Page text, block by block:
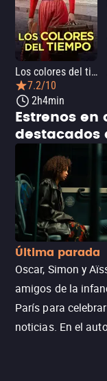
Los colores del tiempo
7.2/10
2h4min
Estrenos
destacados
Última parada
Oscar, Simon y
amigos de la
París para
noticias. En el